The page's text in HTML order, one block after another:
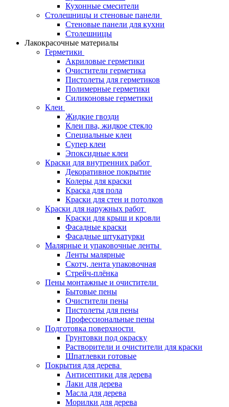
Кухонные смесители
Столешницы и стеновые панели
Стеновые панели для кухни
Столешницы
Лакокрасочные материалы
Герметики
Акриловые герметики
Очистители герметика
Пистолеты для герметиков
Полимерные герметики
Силиконовые герметики
Клеи
Жидкие гвозди
Клеи пва, жидкое стекло
Специальные клеи
Супер клеи
Эпоксидные клеи
Краски для внутренних работ
Декоративное покрытие
Колеры для краски
Краска для пола
Краски для стен и потолков
Краски для наружных работ
Краски для крыш и кровли
Фасадные краски
Фасадные штукатурки
Малярные и упаковочные ленты
Ленты малярные
Скотч, лента упаковочная
Стрейч-плёнка
Пены монтажные и очистители
Бытовые пены
Очистители пены
Пистолеты для пены
Профессиональные пены
Подготовка поверхности
Грунтовки под окраску
Растворители и очистители для краски
Шпатлевки готовые
Покрытия для дерева
Антисептики для дерева
Лаки для дерева
Масла для дерева
Морилки для дерева